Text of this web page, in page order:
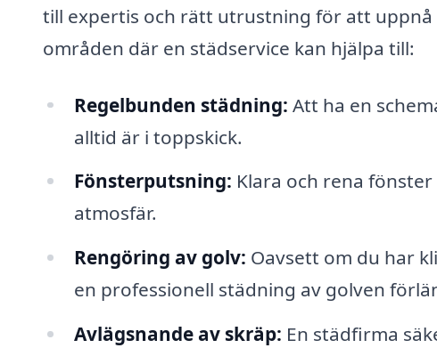
till expertis och rätt utrustning för att
områden där en städservice kan hjälpa till:
Regelbunden städning: Att ha en
alltid är i toppskick.
Fönsterputsning: Klara och rena
atmosfär.
Rengöring av golv: Oavsett om du har
en professionell städning av golven
Avlägsnande av skräp: En städfirma